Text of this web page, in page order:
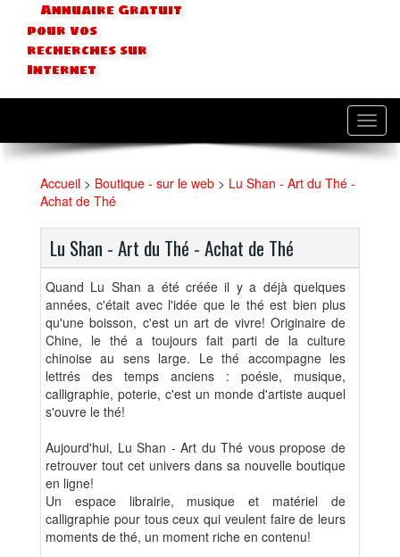
Annuaire Gratuit
pour vos
recherches sur
Internet
Accueil > Boutique - sur le web > Lu Shan - Art du Thé -
Achat de Thé
Lu Shan - Art du Thé - Achat de Thé
Quand Lu Shan a été créée il y a déjà quelques
années, c'était avec l'idée que le thé est bien plus
qu'une boisson, c'est un art de vivre! Originaire de
Chine, le thé a toujours fait parti de la culture
chinoise au sens large. Le thé accompagne les
lettrés des temps anciens : poésie, musique,
calligraphie, poterie, c'est un monde d'artiste auquel
s'ouvre le thé!
Aujourd'hui, Lu Shan - Art du Thé vous propose de
retrouver tout cet univers dans sa nouvelle boutique
en ligne!
Un espace librairie, musique et matériel de
calligraphie pour tous ceux qui veulent faire de leurs
moments de thé, un moment riche en contenu!